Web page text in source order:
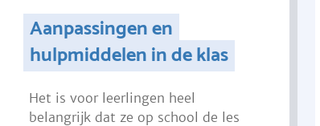
Aanpassingen en
hulpmiddelen in de klas
Het is voor leerlingen heel
belangrijk dat ze op school de les